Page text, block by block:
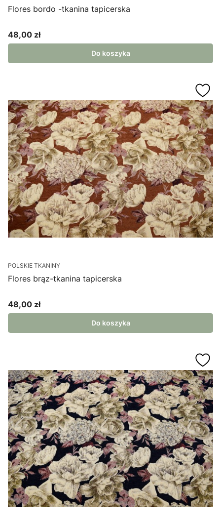
Flores bordo -tkanina tapicerska
Cena
48,00 zł
Do koszyka
POLSKIE TKANINY
Flores brąz-tkanina tapicerska
Cena
48,00 zł
Do koszyka